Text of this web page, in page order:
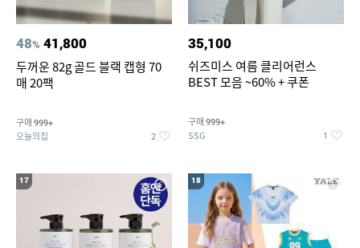
48% 41,800
두꺼운 82g 골드 블랙 캡형 70
매 20팩
구매 999+
오늘의집 2
35,100
쉬즈미스 여름 클리어런스
BEST 모음 ~60% + 쿠폰
구매 999+
SSG 1
17 18